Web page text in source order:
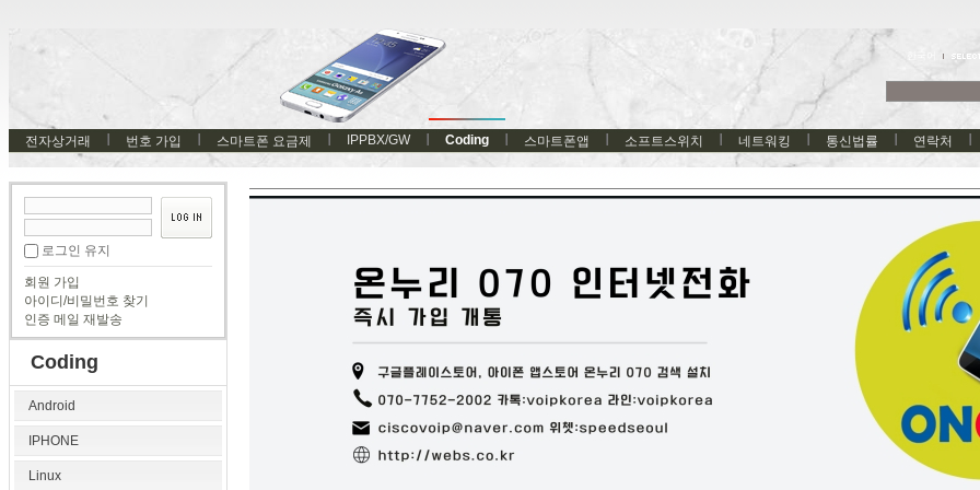
전자상거래 번호 가입 스마트폰 요금제 IPPBX/GW Coding 스마트폰앱 소프트스위치 네트워킹 통신법률 연락처
로그인 유지
회원 가입
아이디/비밀번호 찾기
인증 메일 재발송
Coding
Android
IPHONE
Linux